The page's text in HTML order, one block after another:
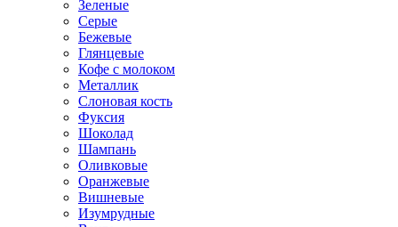
Зеленые
Серые
Бежевые
Глянцевые
Кофе с молоком
Металлик
Слоновая кость
Фуксия
Шоколад
Шампань
Оливковые
Оранжевые
Вишневые
Изумрудные